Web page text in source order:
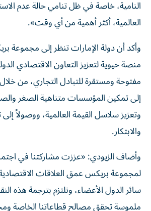
النامية، خاصة في ظل تنامي حالة عدم
العالمية، أكثر أهمية من أي وقت».
وأكد أن دولة الإمارات تنظر إلى مجموعة
منصة حيوية لتعزيز التعاون الاقتصادي
مفتوحة ومستقرة للتبادل التجاري، من
إلى تمكين المؤسسات متناهية الصغر
وتعزيز سلاسل القيمة العالمية، ووصولاً إلى
والابتكار.
وأضاف الزيودي: «عززت مشاركتنا في
لمجموعة بريكس عمق العلاقات
سائر الدول الأعضاء، ونلتزم بترجمة هذه
ملموسة تحقق مصالح قطاعاتنا الخاصة